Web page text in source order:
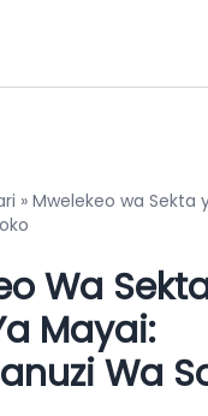
» Mwelekeo wa Sekta
Wa
Mayai:
Wa